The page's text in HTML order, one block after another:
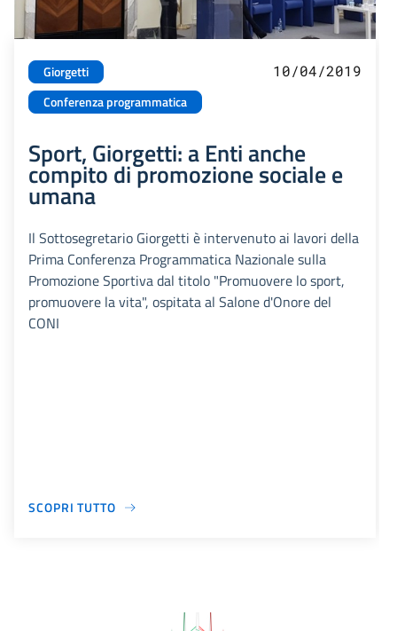
Giorgetti
Conferenza programmatica
10/04/2019
Sport, Giorgetti: a Enti anche
compito di promozione sociale e
umana
Il Sottosegretario Giorgetti è intervenuto ai lavori della
Prima Conferenza Programmatica Nazionale sulla
Promozione Sportiva dal titolo "Promuovere lo sport,
promuovere la vita", ospitata al Salone d'Onore del
CONI
SCOPRI TUTTO